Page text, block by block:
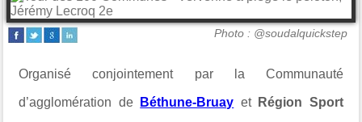
Photo : @soudalquickstep
Organisé conjointement par la Communauté
d’agglomération de Béthune-Bruay et Région Sport